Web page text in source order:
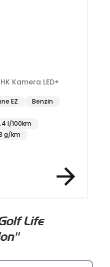
Kamera LED+
EZ
Benzin
l/100km
g/km
Life